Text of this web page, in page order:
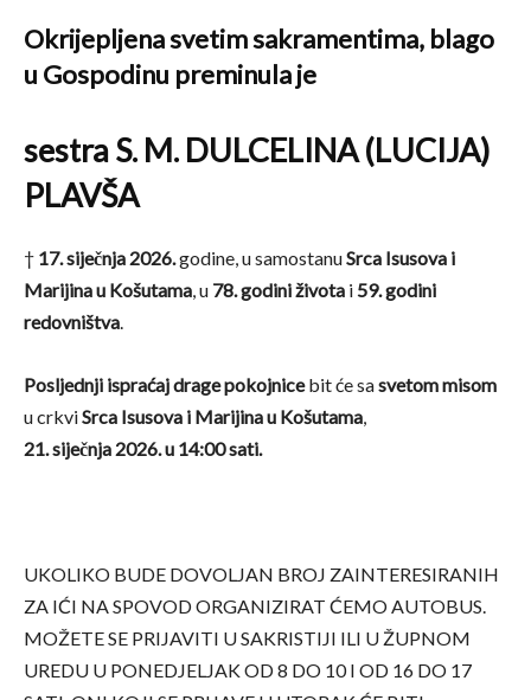
Okrijepljena svetim sakramentima, blago
u Gospodinu preminula je
sestra S. M. DULCELINA (LUCIJA)
PLAVŠA
† 17. siječnja 2026.godine, u samostanuSrca Isusova i
Marijina u Košutama, u 78. godini života i59. godini
redovništva.
Posljednji ispraćaj drage pokojnicebit će sasvetom misom
u crkviSrca Isusova i Marijina u Košutama,
21. siječnja 2026. u 14:00 sati.
UKOLIKO BUDE DOVOLJAN BROJ ZAINTERESIRANIH
ZA IĆI NA SPOVOD ORGANIZIRAT ĆEMO AUTOBUS.
MOŽETE SE PRIJAVITI U SAKRISTIJI ILI U ŽUPNOM
UREDU U PONEDJELJAK OD 8 DO 10 I OD 16 DO 17